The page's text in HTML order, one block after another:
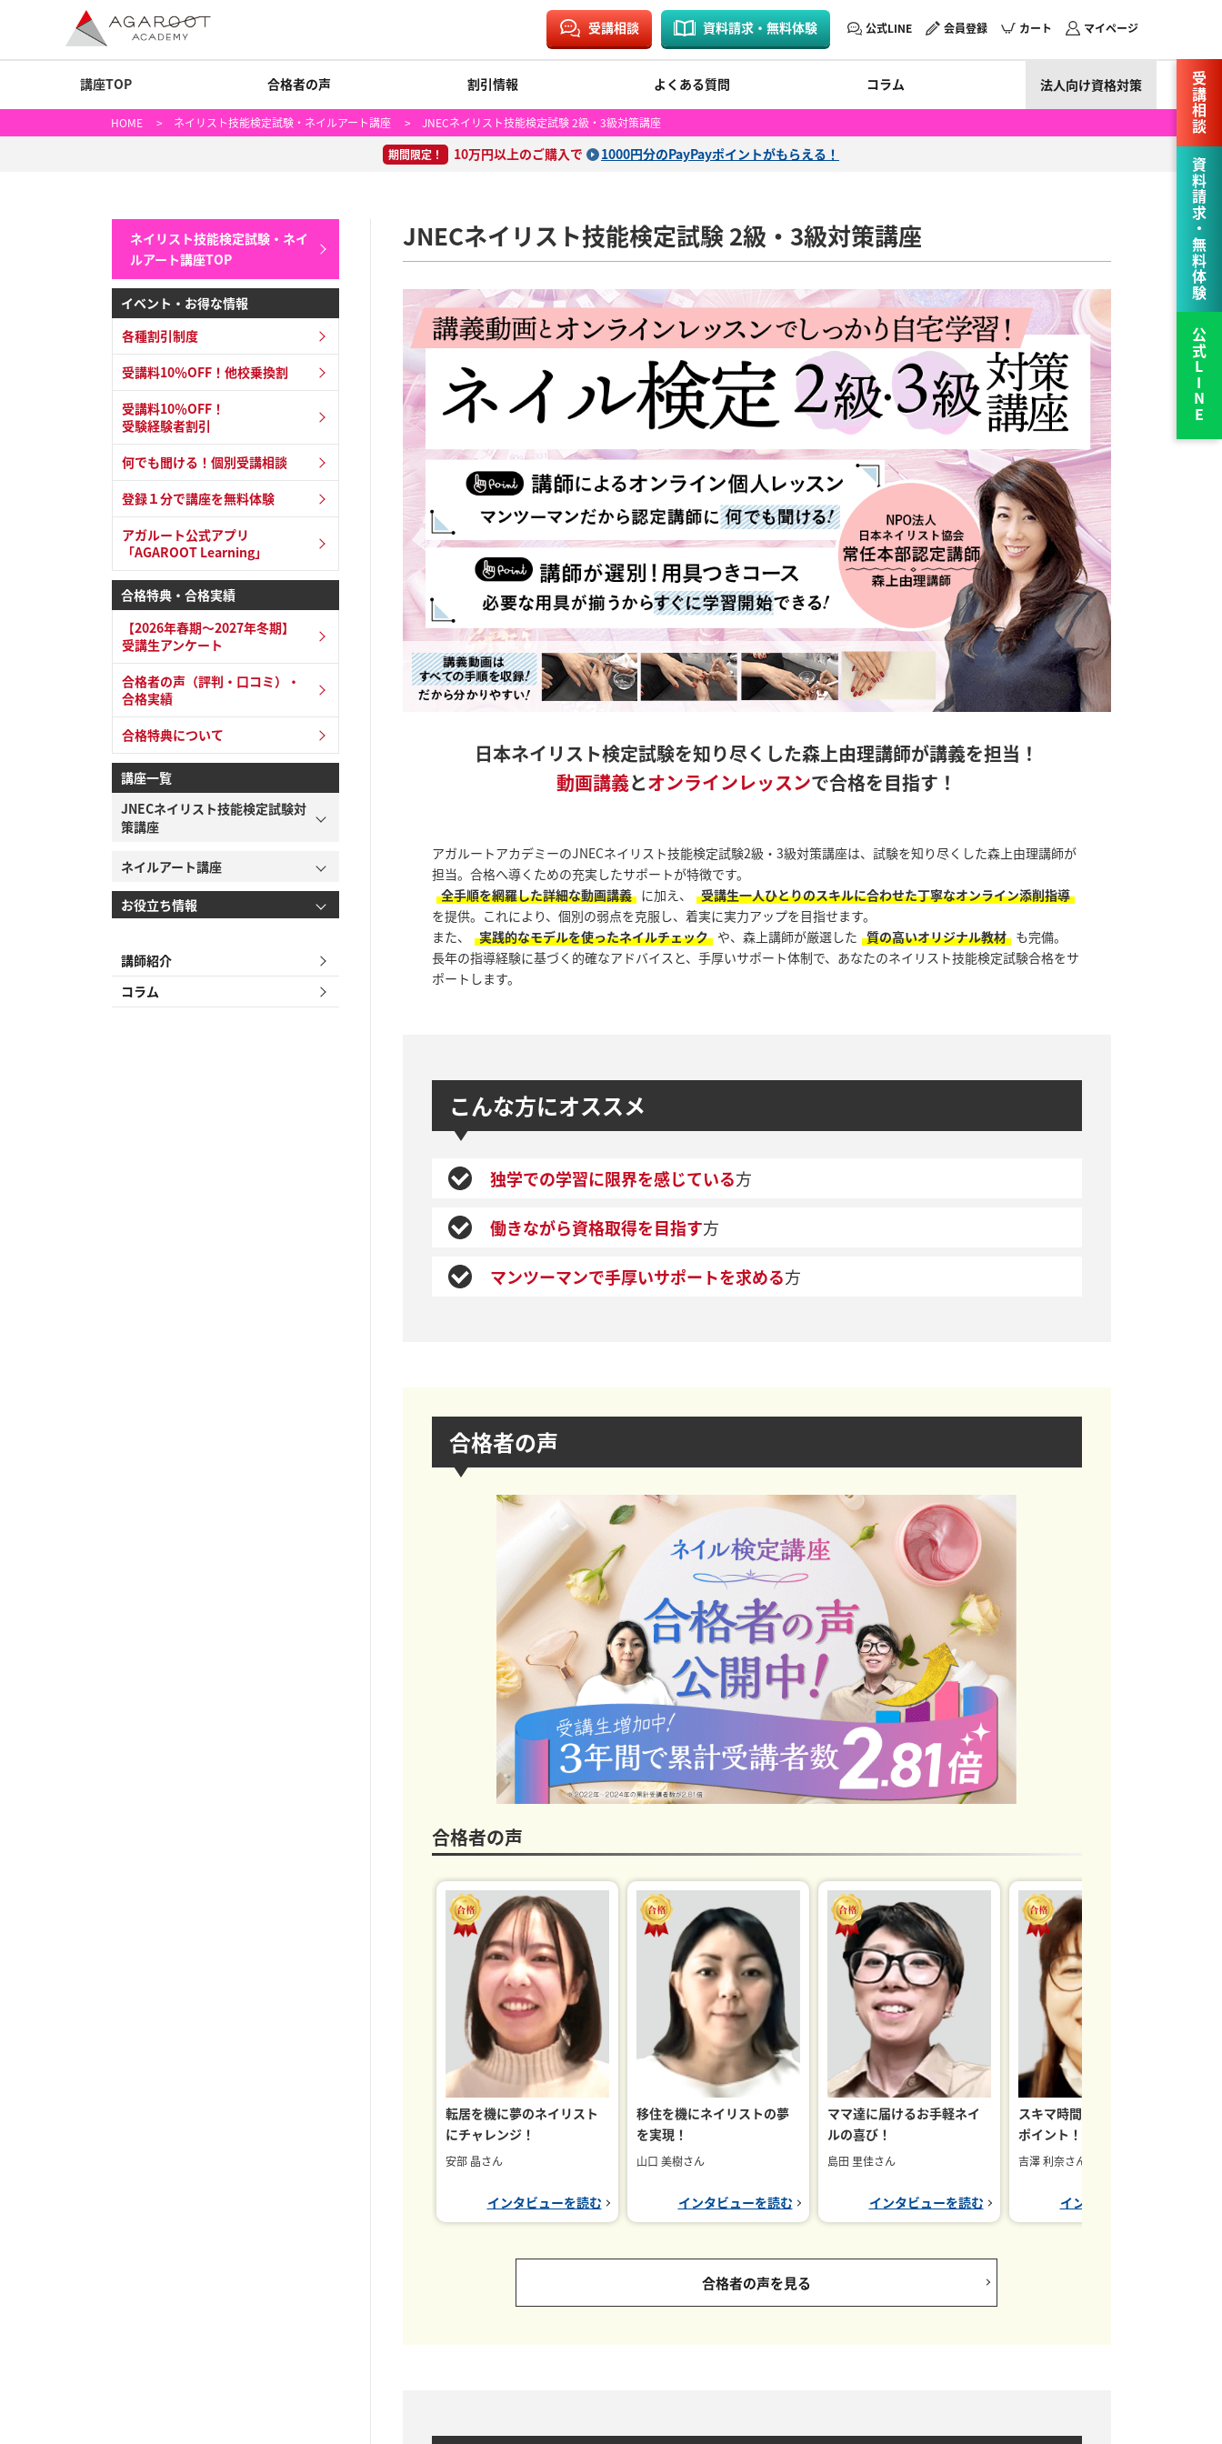
受講相談 資料請求・無料体験 公式LINE 会員登録 カート マイページ
講座TOP 合格者の声 割引情報 よくある質問 コラム 法人向け資格対策
HOME > ネイリスト技能検定試験・ネイルアート講座 > JNECネイリスト技能検定試験 2級・3級対策講座
期間限定！ 10万円以上のご購入で 1000円分のPayPayポイントがもらえる！
JNECネイリスト技能検定試験 2級・3級対策講座
日本ネイリスト検定試験を知り尽くした森上由理講師が講義を担当！
動画講義とオンラインレッスンで合格を目指す！
アガルートアカデミーのJNECネイリスト技能検定試験2級・3級対策講座は、試験を知り尽くした森上由理講師が
担当。合格へ導くための充実したサポートが特徴です。
全手順を網羅した詳細な動画講義 に加え、
受講生一人ひとりのスキルに合わせた丁寧なオンライン添削指導
を提供。これにより、個別の弱点を克服し、着実に実力アップを目指せます。
また、
実践的なモデルを使ったネイルチェック や、森上講師が厳選した 質の高いオリジナル教材 も完備。
長年の指導経験に基づく的確なアドバイスと、手厚いサポート体制で、あなたのネイリスト技能検定試験合格をサ
ポートします。
こんな方にオススメ
独学での学習に限界を感じている方
働きながら資格取得を目指す方
マンツーマンで手厚いサポートを求める方
合格者の声
合格者の声
転居を機に夢のネイリスト
にチャレンジ！
安部 晶さん
インタビューを読む
移住を機にネイリストの夢
を実現！
山口 美樹さん
インタビューを読む
ママ達に届けるお手軽ネイ
ルの喜び！
島田 里佳さん
インタビューを読む
スキマ時間での学習継続が
ポイント！
吉澤 利奈さん
インタビューを読む
合格者の声を見る
受講相談
資料請求・無料体験
公式LINE
ネイリスト技能検定試験・ネイ
ルアート講座TOP
イベント・お得な情報
各種割引制度
受講料10％OFF！他校乗換割
受講料10％OFF！
受験経験者割引
何でも聞ける！個別受講相談
登録１分で講座を無料体験
アガルート公式アプリ
「AGAROOT Learning」
合格特典・合格実績
【2026年春期～2027年冬期】
受講生アンケート
合格者の声（評判・口コミ）・
合格実績
合格特典について
講座一覧
JNECネイリスト技能検定試験対
策講座
ネイルアート講座
お役立ち情報
講師紹介
コラム